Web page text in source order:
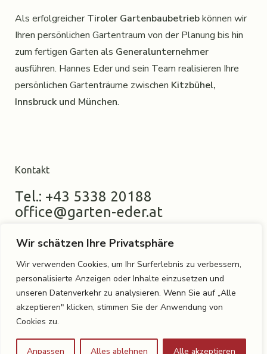
Wir schätzen Ihre Privatsphäre
Wir verwenden Cookies, um Ihr Surferlebnis zu verbessern,
personalisierte Anzeigen oder Inhalte einzusetzen und
unseren Datenverkehr zu analysieren. Wenn Sie auf „Alle
akzeptieren" klicken, stimmen Sie der Anwendung von
Cookies zu.
Anpassen Alles ablehnen Alle akzeptieren
Als erfolgreicherTiroler Gartenbaubetriebkönnen wir
Ihren persönlichen Gartentraum von der Planung bis hin
zum fertigen Garten als Generalunternehmer
ausführen. Hannes Eder und sein Team realisieren Ihre
persönlichen Gartenträume zwischen Kitzbühel,
Innsbruck und München.
Kontakt
Tel.: +43 5338 20188
office@garten-eder.at
Eder Gartenarchitektur
Schmelzerweg 9
6250 Kundl